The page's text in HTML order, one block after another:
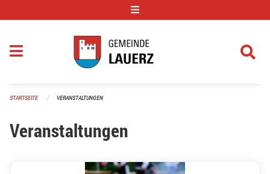
STARTSEITE VERANSTALTUNGEN
Veranstaltungen